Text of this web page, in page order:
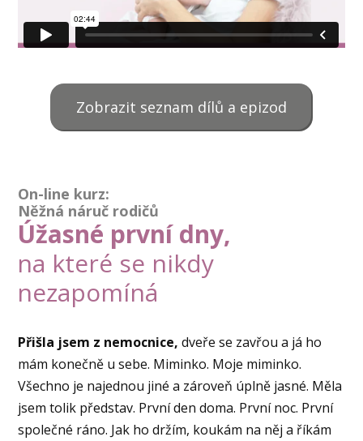
Zobrazit seznam dílů a epizod
On-line kurz:
Něžná náruč rodičů
Úžasné první dny,
na které se nikdy
nezapomíná
Přišla jsem z nemocnice,dveře se zavřou a já ho
mám konečně u sebe. Miminko. Moje miminko.
Všechno je najednou jiné a zároveň úplně jasné. Měla
jsem tolik představ. První den doma. První noc. První
společné ráno. Jak ho držím, koukám na něj a říkám